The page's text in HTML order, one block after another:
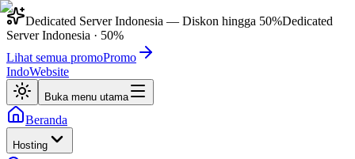
Dedicated Server Indonesia — Diskon hingga 50%Dedicated
Server Indonesia · 50%
Lihat semua promoPromo
IndoWebsite
Buka menu utama
Beranda
Hosting